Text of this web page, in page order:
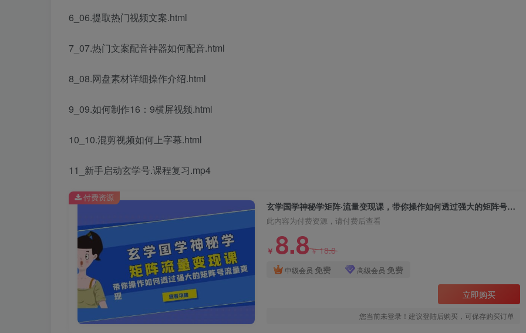
6_06.提取热门视频文案.html
7_07.热门文案配音神器如何配音.html
8_08.网盘素材详细操作介绍.html
9_09.如何制作16：9横屏视频.html
10_10.混剪视频如何上字幕.html
11_新手启动玄学号.课程复习.mp4
玄学国学神秘学矩阵·流量变现课，带你操作如何透过强大的矩阵号流量变现
此内容为付费资源，请付费后查看
￥ 8.8￥18.8
中级会员 免费 高级会员 免费
立即购买
您当前未登录！建议登陆后购买，可保存购买订单
付费资源